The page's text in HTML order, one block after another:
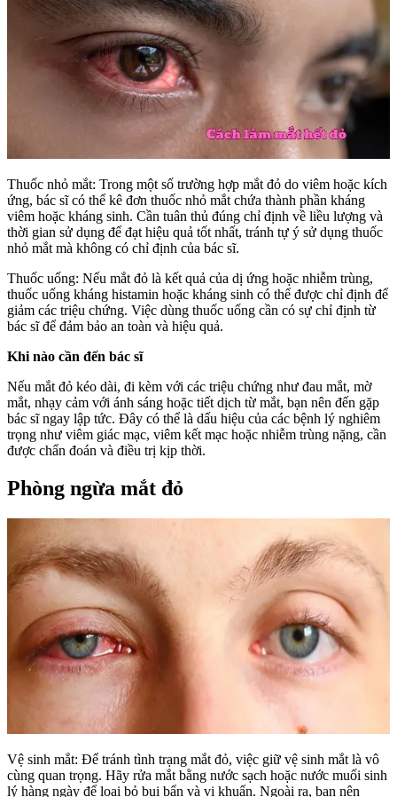
Thuốc nhỏ mắt: Trong một số trường hợp mắt đỏ do viêm hoặc kích
ứng, bác sĩ có thể kê đơn thuốc nhỏ mắt chứa thành phần kháng
viêm hoặc kháng sinh. Cần tuân thủ đúng chỉ định về liều lượng và
thời gian sử dụng để đạt hiệu quả tốt nhất, tránh tự ý sử dụng thuốc
nhỏ mắt mà không có chỉ định của bác sĩ.
Thuốc uống: Nếu mắt đỏ là kết quả của dị ứng hoặc nhiễm trùng,
thuốc uống kháng histamin hoặc kháng sinh có thể được chỉ định để
giảm các triệu chứng. Việc dùng thuốc uống cần có sự chỉ định từ
bác sĩ để đảm bảo an toàn và hiệu quả.
Khi nào cần đến bác sĩ
Nếu mắt đỏ kéo dài, đi kèm với các triệu chứng như đau mắt, mờ
mắt, nhạy cảm với ánh sáng hoặc tiết dịch từ mắt, bạn nên đến gặp
bác sĩ ngay lập tức. Đây có thể là dấu hiệu của các bệnh lý nghiêm
trọng như viêm giác mạc, viêm kết mạc hoặc nhiễm trùng nặng, cần
được chẩn đoán và điều trị kịp thời.
Phòng ngừa mắt đỏ
Vệ sinh mắt: Để tránh tình trạng mắt đỏ, việc giữ vệ sinh mắt là vô
cùng quan trọng. Hãy rửa mắt bằng nước sạch hoặc nước muối sinh
lý hàng ngày để loại bỏ bụi bẩn và vi khuẩn. Ngoài ra, bạn nên